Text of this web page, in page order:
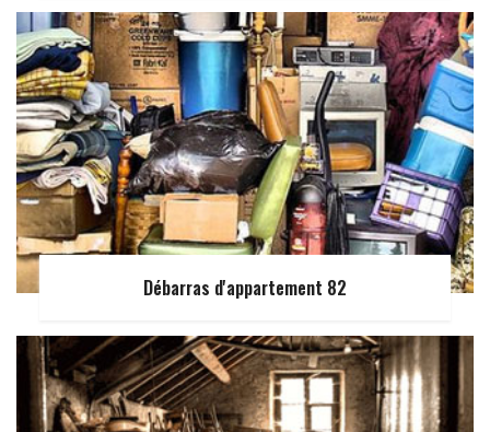
Débarras d'appartement 82